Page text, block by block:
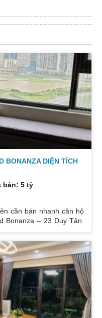
BONANZA DIỆN TÍCH
bán: 5 tỷ
cần bán nhanh căn hộ
Bonanza – 23 Duy Tân.
sáng tự nhiên. Hướng
view bát ngát thoáng
5 tỷ có thương lượng